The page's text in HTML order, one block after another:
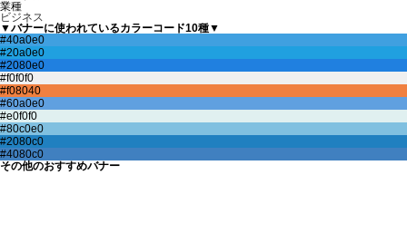
業種
ビジネス
▼バナーに使われているカラーコード10種▼
その他のおすすめバナー